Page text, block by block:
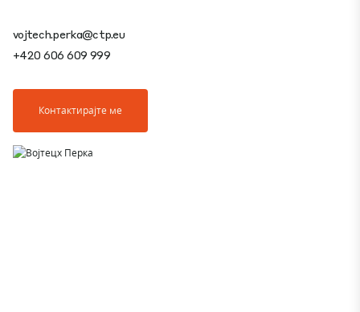
vojtech.perka@ctp.eu
+420 606 609 999
Контактирајте ме